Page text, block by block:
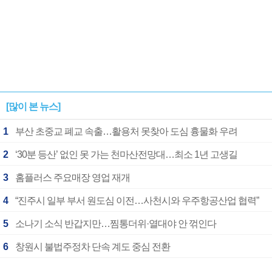
[많이 본 뉴스]
1 부산 초중교 폐교 속출…활용처 못찾아 도심 흉물화 우려
2 ‘30분 등산’ 없인 못 가는 천마산전망대…최소 1년 고생길
3 홈플러스 주요매장 영업 재개
4 “진주시 일부 부서 원도심 이전…사천시와 우주항공산업 협력”
5 소나기 소식 반갑지만…찜통더위·열대야 안 꺾인다
6 창원시 불법주정차 단속 계도 중심 전환